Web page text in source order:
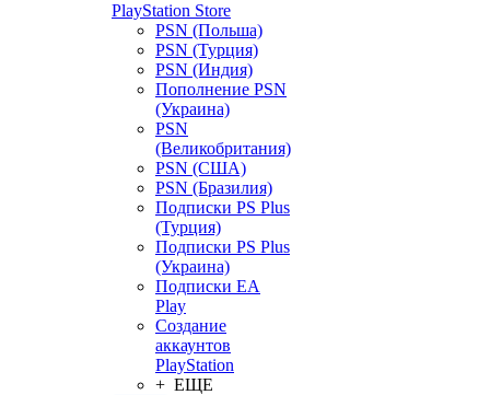
PlayStation Store
PSN (Польша)
PSN (Турция)
PSN (Индия)
Пополнение PSN
(Украина)
PSN
(Великобритания)
PSN (США)
PSN (Бразилия)
Подписки PS Plus
(Турция)
Подписки PS Plus
(Украина)
Подписки EA
Play
Создание
аккаунтов
PlayStation
+ ЕЩЕ